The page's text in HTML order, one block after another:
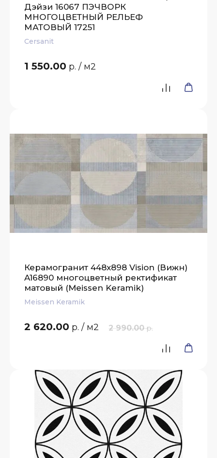
Дэйзи 16067 ПЭЧВОРК
МНОГОЦВЕТНЫЙ РЕЛЬЕФ
МАТОВЫЙ 17251
Cersanit
1 550.00 р. / м2
Керамогранит 448x898 Vision (Вижн)
A16890 многоцветный ректификат
матовый (Meissen Keramik)
Meissen Keramik
2 990.00 р.
2 620.00 р. / м2